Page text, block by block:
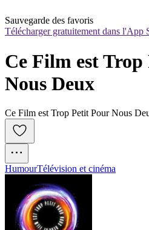
Sauvegarde des favoris
Télécharger gratuitement dans l'App
Ce Film est
Nous Deux
Ce Film est Trop Petit Pour Nous
HumourTélévision et cinéma